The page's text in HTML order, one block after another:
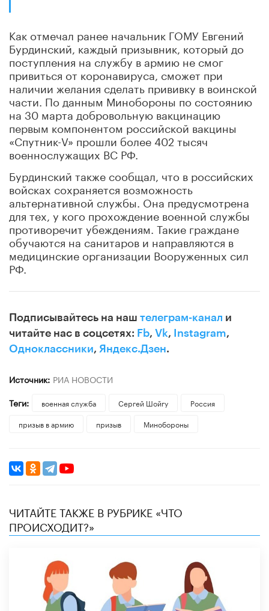
Как отмечал ранее начальник ГОМУ Евгений
Бурдинский, каждый призывник, который до
поступления на службу в армию не смог
привиться от коронавируса, сможет при
наличии желания сделать прививку в воинской
части. По данным Минобороны по состоянию
на 30 марта добровольную вакцинацию
первым компонентом российской вакцины
«Спутник-V» прошли более 402 тысяч
военнослужащих ВС РФ.
Бурдинский также сообщал, что в российских
войсках сохраняется возможность
альтернативной службы. Она предусмотрена
для тех, у кого прохождение военной службы
противоречит убеждениям. Такие граждане
обучаются на санитаров и направляются в
медицинские организации Вооруженных сил
РФ.
Подписывайтесь на наш телеграм-канал и
читайте нас в соцсетях: Fb, Vk, Instagram,
Одноклассники, Яндекс.Дзен.
Источник: РИА НОВОСТИ
Теги:
военная служба Сергей Шойгу
Россия
призыв в армию
призыв Минобороны
ЧИТАЙТЕ ТАКЖЕ В РУБРИКЕ «ЧТО
ПРОИСХОДИТ?»